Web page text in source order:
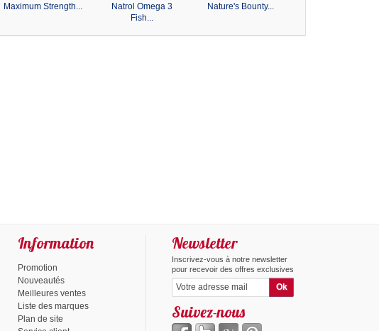
Maximum Strength...
Natrol Omega 3
Fish...
Nature's Bounty...
Information
Promotion
Nouveautés
Meilleures ventes
Liste des marques
Plan de site
Newsletter
Inscrivez-vous à notre newsletter
pour recevoir des offres exclusives
Suivez-nous